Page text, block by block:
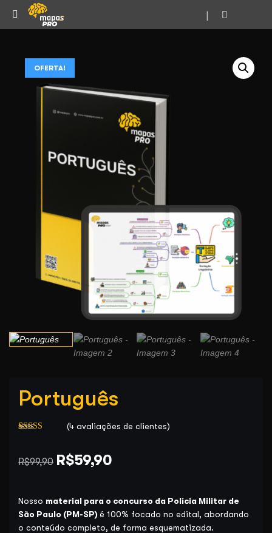
OFERTA!
Português
de 5, com
baseado em
(4avaliações de clientes)
R$99,90
O
era:
R$99,90.
R$59,90
é:
R$59,90.
Nosso material para o concurso da Polícia Militar de
São Paulo (PM-SP) é 100% focado no edital, abordando
o conteúdo completo, de forma esquematizada.
|